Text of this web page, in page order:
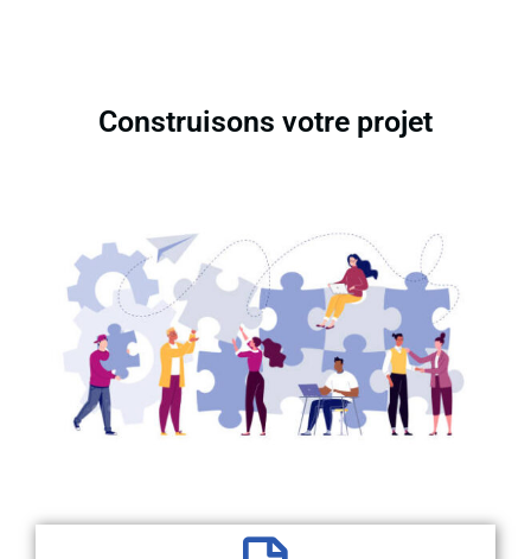
Construisons votre projet